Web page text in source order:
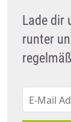
Lade dir
runter